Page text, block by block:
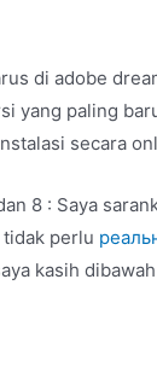
di adobe
yang paling
secara
8 : Saya
perlu
kasih